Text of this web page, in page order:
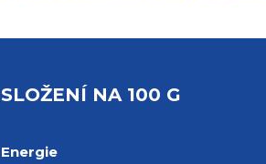
SLOŽENÍ NA 100 G
Energie